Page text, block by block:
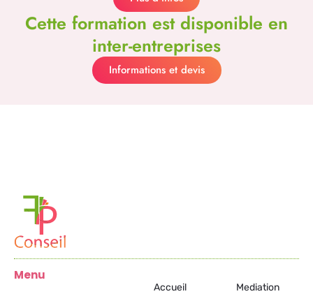
Cette formation est disponible en
inter-entreprises
Informations et devis
Menu
Mediation
Accueil